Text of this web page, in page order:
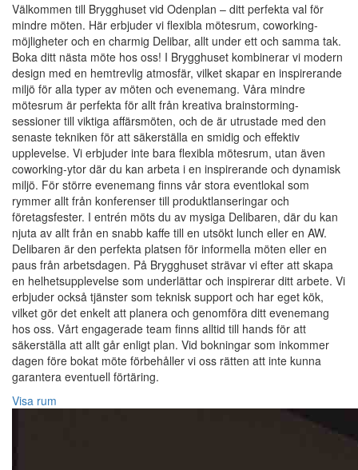
Välkommen till Brygghuset vid Odenplan – ditt perfekta val för
mindre möten. Här erbjuder vi flexibla mötesrum, coworking-
möjligheter och en charmig Delibar, allt under ett och samma tak.
Boka ditt nästa möte hos oss! I Brygghuset kombinerar vi modern
design med en hemtrevlig atmosfär, vilket skapar en inspirerande
miljö för alla typer av möten och evenemang. Våra mindre
mötesrum är perfekta för allt från kreativa brainstorming-
sessioner till viktiga affärsmöten, och de är utrustade med den
senaste tekniken för att säkerställa en smidig och effektiv
upplevelse. Vi erbjuder inte bara flexibla mötesrum, utan även
coworking-ytor där du kan arbeta i en inspirerande och dynamisk
miljö. För större evenemang finns vår stora eventlokal som
rymmer allt från konferenser till produktlanseringar och
företagsfester. I entrén möts du av mysiga Delibaren, där du kan
njuta av allt från en snabb kaffe till en utsökt lunch eller en AW.
Delibaren är den perfekta platsen för informella möten eller en
paus från arbetsdagen. På Brygghuset strävar vi efter att skapa
en helhetsupplevelse som underlättar och inspirerar ditt arbete. Vi
erbjuder också tjänster som teknisk support och har eget kök,
vilket gör det enkelt att planera och genomföra ditt evenemang
hos oss. Vårt engagerade team finns alltid till hands för att
säkerställa att allt går enligt plan. Vid bokningar som inkommer
dagen före bokat möte förbehåller vi oss rätten att inte kunna
garantera eventuell förtäring.
Visa rum